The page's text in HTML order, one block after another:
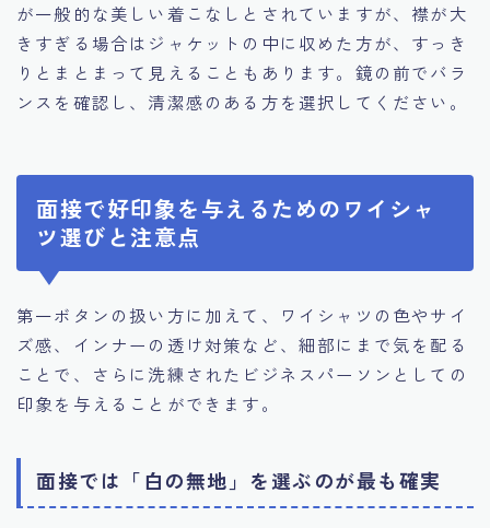
が一般的な美しい着こなしとされていますが、襟が大
きすぎる場合はジャケットの中に収めた方が、すっき
りとまとまって見えることもあります。鏡の前でバラ
ンスを確認し、清潔感のある方を選択してください。
面接で好印象を与えるためのワイシャ
ツ選びと注意点
第一ボタンの扱い方に加えて、ワイシャツの色やサイ
ズ感、インナーの透け対策など、細部にまで気を配る
ことで、さらに洗練されたビジネスパーソンとしての
印象を与えることができます。
面接では「白の無地」を選ぶのが最も確実